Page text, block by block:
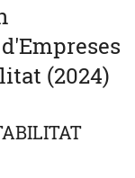
(2024)